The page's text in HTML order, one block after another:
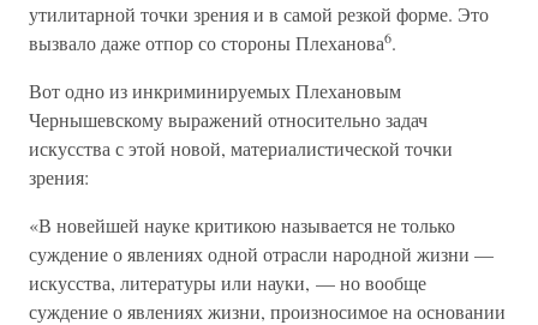
утилитарной точки зрения и в самой резкой форме. Это
вызвало даже отпор со стороны Плеханова6.
Вот одно из инкриминируемых Плехановым
Чернышевскому выражений относительно задач
искусства с этой новой, материалистической точки
зрения:
«В новейшей науке критикою называется не только
суждение о явлениях одной отрасли народной жизни —
искусства, литературы или науки, — но вообще
суждение о явлениях жизни, произносимое на основании